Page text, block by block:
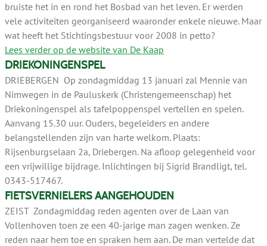
bruiste het in en rond het Bosbad van het leven. Er werden
vele activiteiten georganiseerd waaronder enkele nieuwe. Maar
wat heeft het Stichtingsbestuur voor 2008 in petto?
Lees verder op de website van De Kaap
DRIEKONINGENSPEL
DRIEBERGEN Op zondagmiddag 13 januari zal Mennie van
Nimwegen in de Pauluskerk (Christengemeenschap) het
Driekoningenspel als tafelpoppenspel vertellen en spelen.
Aanvang 15.30 uur. Ouders, begeleiders en andere
belangstellenden zijn van harte welkom. Plaats:
Rijsenburgselaan 2a, Driebergen. Na afloop gelegenheid voor
een vrijwillige bijdrage. Inlichtingen bij Sigrid Brandligt, tel.
0343-517467.
FIETSVERNIELERS AANGEHOUDEN
ZEIST Zondagmiddag reden agenten over de Laan van
Vollenhoven toen ze een 40-jarige man zagen wenken. Ze
reden naar hem toe en spraken hem aan. De man vertelde dat